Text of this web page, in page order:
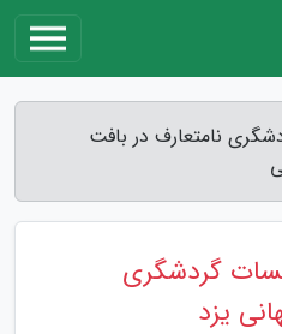
نامتعارف در بافت
گردشگری
یزد